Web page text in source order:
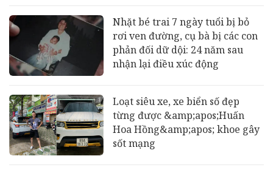
Nhặt bé trai 7 ngày tuổi bị bỏ
rơi ven đường, cụ bà bị các con
phản đối dữ dội: 24 năm sau
nhận lại điều xúc động
Loạt siêu xe, xe biển số đẹp
từng được &amp;apos;Huấn
Hoa Hồng&amp;apos; khoe gây
sốt mạng